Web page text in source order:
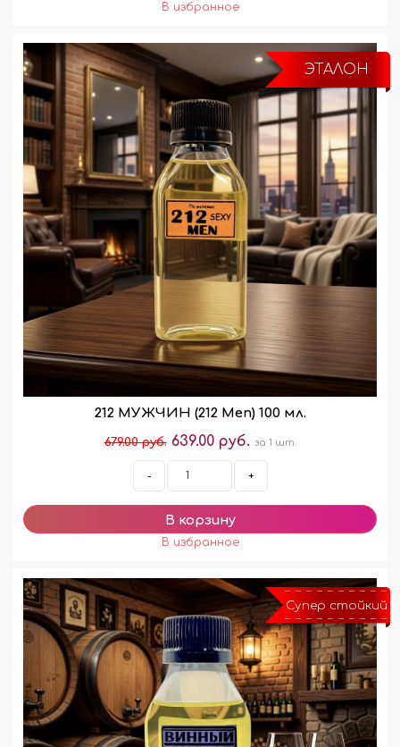
ЭТАЛОН
212 МУЖЧИН (212 Men) 100 мл.
679.00 руб. 639.00 руб. за 1 шт.
- +
Супер стойкий